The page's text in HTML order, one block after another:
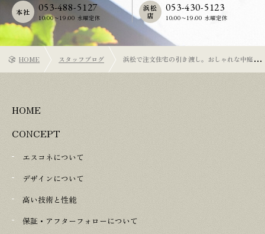
053-488-5127
10:00〜19:00 水曜定休
本社 053-430-5123
10:00〜19:00 水曜定休
浜松
店
HOME スタッフブログ 浜松で注文住宅の引き渡し。おしゃれな中庭と
HOME
CONCEPT
エスコネについて
デザインについて
高い技術と性能
保証・アフターフォローについて